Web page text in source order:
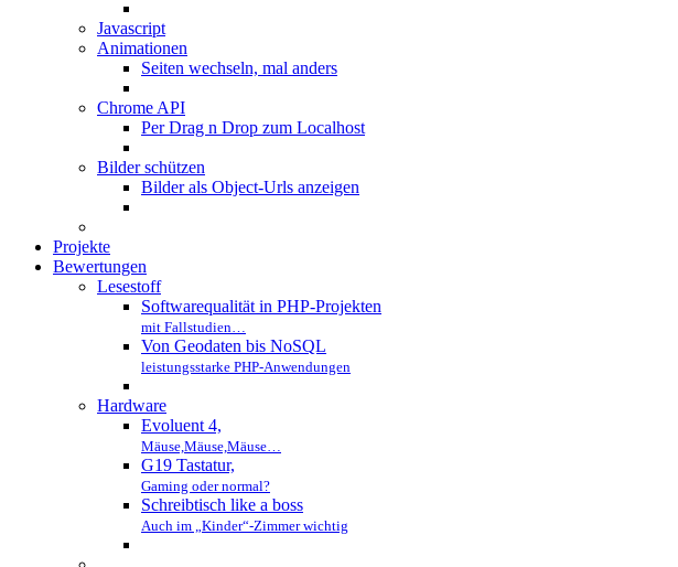
Javascript
Animationen
Seiten wechseln, mal anders
Chrome API
Per Drag n Drop zum Localhost
Bilder schützen
Bilder als Object-Urls anzeigen
Projekte
Bewertungen
Lesestoff
Softwarequalität in PHP-Projekten
mit Fallstudien…
Von Geodaten bis NoSQL
leistungsstarke PHP-Anwendungen
Hardware
Evoluent 4,
Mäuse,Mäuse,Mäuse…
G19 Tastatur,
Gaming oder normal?
Schreibtisch like a boss
Auch im „Kinder“-Zimmer wichtig